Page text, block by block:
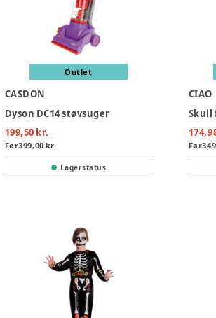
Outlet
CASDON
Dyson DC14 støvsuger
199,50 kr.
Før399,00 kr.
Lagerstatus
CIAO
Før